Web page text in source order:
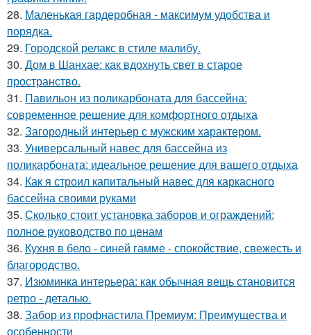
28. Маленькая гардеробная - максимум удобства и
порядка.
29. Городской релакс в стиле малибу.
30. Дом в Шанхае: как вдохнуть свет в старое
пространство.
31. Павильон из поликарбоната для бассейна:
современное решение для комфортного отдыха
32. Загородный интерьер с мужским характером.
33. Универсальный навес для бассейна из
поликарбоната: идеальное решение для вашего отдыха
34. Как я строил капитальный навес для каркасного
бассейна своими руками
35. Сколько стоит установка заборов и ограждений:
полное руководство по ценам
36. Кухня в бело - синей гамме - спокойствие, свежесть и
благородство.
37. Изюминка интерьера: как обычная вещь становится
ретро - деталью.
38. Забор из профнастила Премиум: Преимущества и
особенности